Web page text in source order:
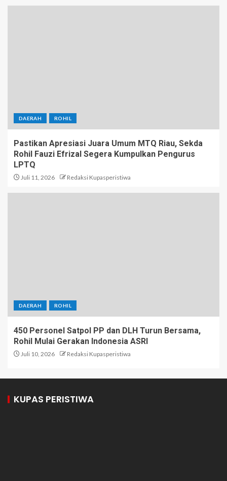
DAERAH ROHIL
Pastikan Apresiasi Juara Umum MTQ Riau, Sekda
Rohil Fauzi Efrizal Segera Kumpulkan Pengurus
LPTQ
Juli 11, 2026 Redaksi Kupasperistiwa
DAERAH ROHIL
450 Personel Satpol PP dan DLH Turun Bersama,
Rohil Mulai Gerakan Indonesia ASRI
Juli 10, 2026 Redaksi Kupasperistiwa
KUPAS PERISTIWA